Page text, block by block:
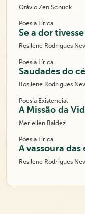
Otávio Zen Schuck
Poesia Lírica
Se a dor
Rosilene Rodrigues
Poesia Lírica
Saudades do
Rosilene Rodrigues
Poesia Existencial
A Missão da
Meriellen Baldez
Poesia Lírica
A vassoura das
Rosilene Rodrigues